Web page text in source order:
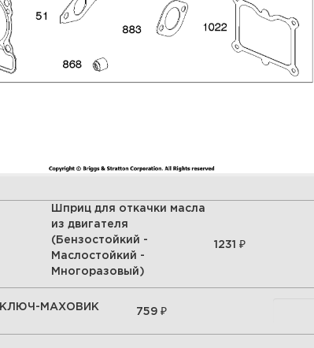
Шприц для откачки масла
из двигателя
(Бензостойкий -
Маслостойкий -
Многоразовый)
1231 ₽
КЛЮЧ-МАХОВИК 759 ₽